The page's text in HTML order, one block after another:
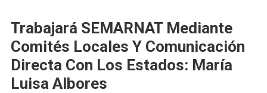
Trabajará SEMARNAT Mediante
Comités Locales Y Comunicación
Directa Con Los Estados: María
Luisa Albores